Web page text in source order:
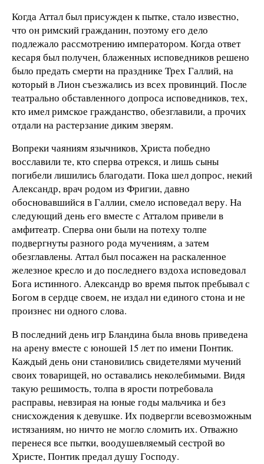
Когда Аттал был присужден к пытке, стало известно,
что он римский гражданин, поэтому его дело
подлежало рассмотрению императором. Когда ответ
кесаря был получен, блаженных исповедников решено
было предать смерти на празднике Трех Галлий, на
который в Лион съезжались из всех провинций. После
театрально обставленного допроса исповедников, тех,
кто имел римское гражданство, обезглавили, а прочих
отдали на растерзание диким зверям.
Вопреки чаяниям язычников, Христа победно
восславили те, кто сперва отрекся, и лишь сыны
погибели лишились благодати. Пока шел допрос, некий
Александр, врач родом из Фригии, давно
обосновавшийся в Галлии, смело исповедал веру. На
следующий день его вместе с Атталом привели в
амфитеатр. Сперва они были на потеху толпе
подвергнуты разного рода мучениям, а затем
обезглавлены. Аттал был посажен на раскаленное
железное кресло и до последнего вздоха исповедовал
Бога истинного. Александр во время пыток пребывал с
Богом в сердце своем, не издал ни единого стона и не
произнес ни одного слова.
В последний день игр Бландина была вновь приведена
на арену вместе с юношей 15 лет по имени Понтик.
Каждый день они становились свидетелями мучений
своих товарищей, но оставались неколебимыми. Видя
такую решимость, толпа в ярости потребовала
расправы, невзирая на юные годы мальчика и без
снисхождения к девушке. Их подвергли всевозможным
истязаниям, но ничто не могло сломить их. Отважно
перенеся все пытки, воодушевляемый сестрой во
Христе, Понтик предал душу Господу.